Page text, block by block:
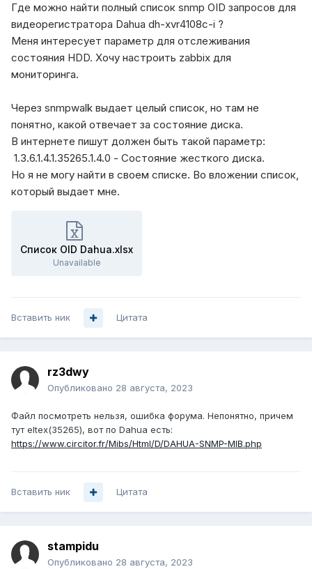
Где можно найти полный список snmp OID запросов для
видеорегистратора Dahua dh-xvr4108c-i ?
Меня интересует параметр для отслеживания
состояния HDD. Хочу настроить zabbix для
мониторинга.
Через snmpwalk выдает целый список, но там не
понятно, какой отвечает за состояние диска.
В интернете пишут должен быть такой параметр:
1.3.6.1.4.1.35265.1.4.0 - Состояние жесткого диска.
Но я не могу найти в своем списке. Во вложении список,
который выдает мне.
Список OID Dahua.xlsx
Unavailable
Вставить ник Цитата
rz3dwy
Опубликовано 28 августа, 2023
Файл посмотреть нельзя, ошибка форума. Непонятно, причем
тут eltex(35265), вот по Dahua есть:
https://www.circitor.fr/Mibs/Html/D/DAHUA-SNMP-MIB.php
Вставить ник Цитата
stampidu
Опубликовано 28 августа, 2023